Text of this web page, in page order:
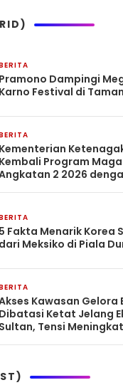
Pramono Dampingi
Karno Festival di
Kementerian
Kembali Program
2 2026
5 Fakta Menarik Korea
dari Meksiko di Piala
Kawasan Gelora
Dibatasi Ketat Jelang
Sultan, Tensi